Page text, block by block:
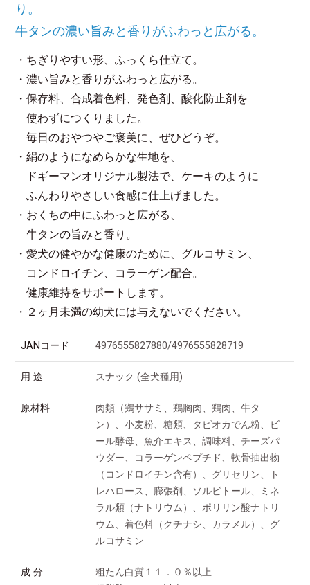
り。
牛タンの濃い旨みと香りがふわっと広がる。
・ちぎりやすい形、ふっくら仕立て。
・濃い旨みと香りがふわっと広がる。
・保存料、合成着色料、発色剤、酸化防止剤を
使わずにつくりました。
毎日のおやつやご褒美に、ぜひどうぞ。
・絹のようになめらかな生地を、
ドギーマンオリジナル製法で、ケーキのように
ふんわりやさしい食感に仕上げました。
・おくちの中にふわっと広がる、
牛タンの旨みと香り。
・愛犬の健やかな健康のために、グルコサミン、
コンドロイチン、コラーゲン配合。
健康維持をサポートします。
・２ヶ月未満の幼犬には与えないでください。
JANコード 4976555827880/4976555828719
用 途 スナック (全犬種用)
原材料
肉類（鶏ササミ、鶏胸肉、鶏肉、牛タ
ン）、小麦粉、糖類、タピオカでん粉、ビ
ール酵母、魚介エキス、調味料、チーズパ
ウダー、コラーゲンペプチド、軟骨抽出物
（コンドロイチン含有）、グリセリン、ト
レハロース、膨張剤、ソルビトール、ミネ
ラル類（ナトリウム）、ポリリン酸ナトリ
ウム、着色料（クチナシ、カラメル）、グ
ルコサミン
成 分
粗たん白質１１．０％以上